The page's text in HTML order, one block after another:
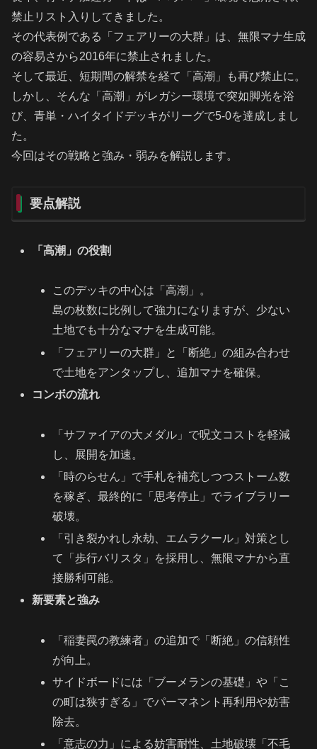
禁止リスト入りしてきました。
その代表例である「フェアリーの大群」は、無限マナ生成
の容易さから2016年に禁止されました。
そして最近、短期間の解禁を経て「高潮」も再び禁止に。
しかし、そんな「高潮」がレガシー環境で突如脚光を浴
び、青単・ハイタイドデッキがリーグで5-0を達成しまし
た。
今回はその戦略と強み・弱みを解説します。
要点解説
「高潮」の役割
このデッキの中心は「高潮」。
島の枚数に比例して強力になりますが、少ない
土地でも十分なマナを生成可能。
「フェアリーの大群」と「断絶」の組み合わせ
で土地をアンタップし、追加マナを確保。
コンボの流れ
「サファイアの大メダル」で呪文コストを軽減
し、展開を加速。
「時のらせん」で手札を補充しつつストーム数
を稼ぎ、最終的に「思考停止」でライブラリー
破壊。
「引き裂かれし永劫、エムラクール」対策とし
て「歩行バリスタ」を採用し、無限マナから直
接勝利可能。
新要素と強み
「稲妻罠の教練者」の追加で「断絶」の信頼性
が向上。
サイドボードには「ブーメランの基礎」や「こ
の町は狭すぎる」でパーマネント再利用や妨害
除去。
「意志の力」による妨害耐性、土地破壊「不毛